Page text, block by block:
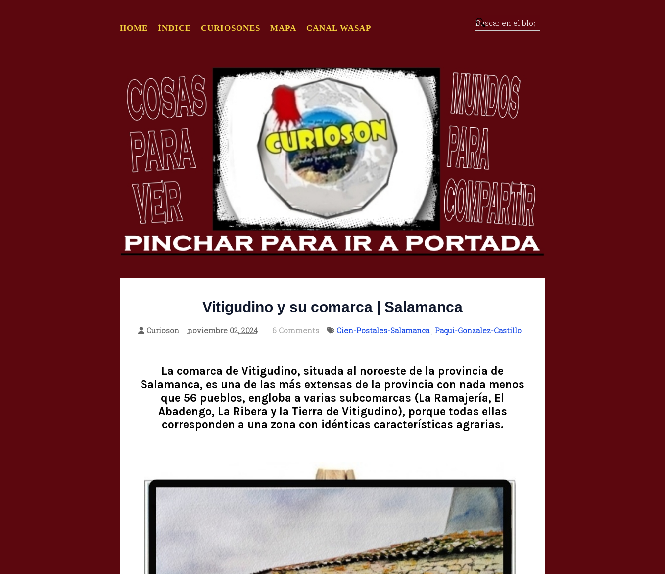
HOME ÍNDICE CURIOSONES MAPA CANAL WASAP
Vitigudino y su comarca | Salamanca
Curioson noviembre 02, 2024 6 Comments Cien-Postales-Salamanca, Paqui-Gonzalez-Castillo
La comarca de Vitigudino, situada al noroeste de la provincia de
Salamanca, es una de las más extensas de la provincia con nada menos
que 56 pueblos, engloba a varias subcomarcas (La Ramajería, El
Abadengo, La Ribera y la Tierra de Vitigudino), porque todas ellas
corresponden a una zona con idénticas características agrarias.